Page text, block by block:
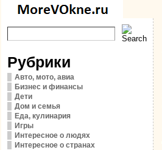
Рубрики
Авто, мото, авиа
Бизнес и финансы
Дети
Дом и семья
Еда, кулинария
Игры
Интересное о людях
Интересное о странах